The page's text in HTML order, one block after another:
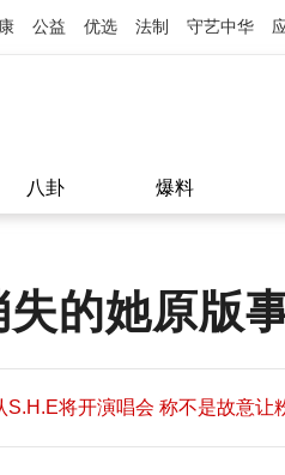
公益 优选 法制 守艺中华
八卦 爆料
失的她原版
S.H.E将开演唱会 称不是故意让
S.H.E将开演唱会 称不是故意让